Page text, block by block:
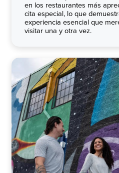
en los restaurantes más
cita especial, lo que
experiencia esencial que
visitar una y otra vez.